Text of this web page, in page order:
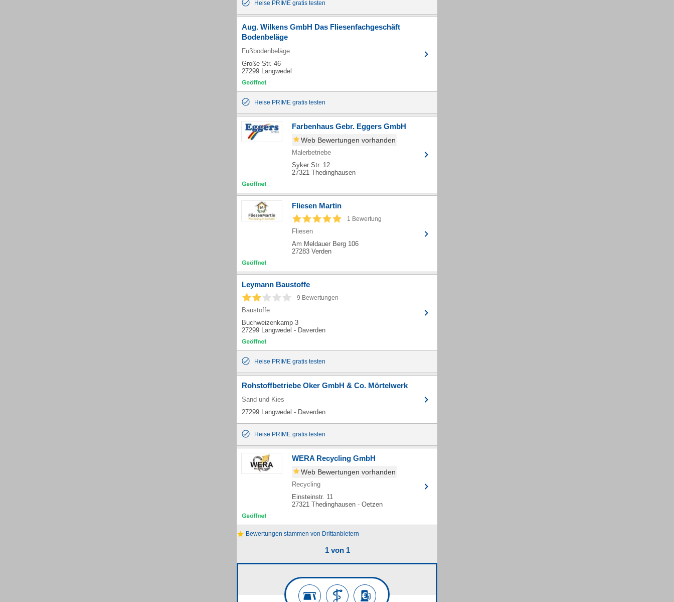
Heise PRIME gratis testen
Aug. Wilkens GmbH Das Fliesenfachgeschäft
Bodenbeläge
Fußbodenbeläge
Große Str. 46
27299 Langwedel
Heise PRIME gratis testen
Farbenhaus Gebr. Eggers GmbH
Web Bewertungen vorhanden
Malerbetriebe
Syker Str. 12
27321 Thedinghausen
Fliesen Martin
1 Bewertung
Fliesen
Am Meldauer Berg 106
27283 Verden
Leymann Baustoffe
9 Bewertungen
Baustoffe
Buchweizenkamp 3
27299 Langwedel - Daverden
Heise PRIME gratis testen
Rohstoffbetriebe Oker GmbH & Co. Mörtelwerk
Sand und Kies
27299 Langwedel - Daverden
Heise PRIME gratis testen
WERA Recycling GmbH
Web Bewertungen vorhanden
Recycling
Einsteinstr. 11
27321 Thedinghausen - Oetzen
Bewertungen stammen von Drittanbietern
1 von 1